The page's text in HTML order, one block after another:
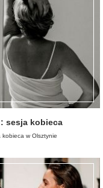
: sesja kobieca
kobieca w Olsztynie